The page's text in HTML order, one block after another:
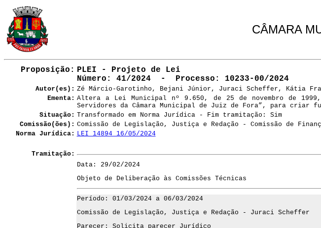
CÂMARA
Proposição: PLEI - Projeto de Lei
Número : 41/2024 - Processo: 10233-00/2024
Autor(es): Zé Márcio-Garotinho, Bejani Júnior, Juraci Scheffer, Kátia
Ementa: Altera a Lei Municipal nº 9.650, de 25 de novembro de
Servidores da Câmara Municipal de Juiz de Fora”, para criar
Situação: Transformado em Norma Jurídica - Fim tramitação: Sim
Comissão(ões): Comissão de Legislação, Justiça e Redação - Comissão de
Norma Jurídica: LEI 14894 16/05/2024
Tramitação:
Data: 29/02/2024
Objeto de Deliberação às Comissões Técnicas
Período: 01/03/2024 a 06/03/2024
Comissão de Legislação, Justiça e Redação - Juraci Scheffer
Parecer: Solicita parecer Jurídico